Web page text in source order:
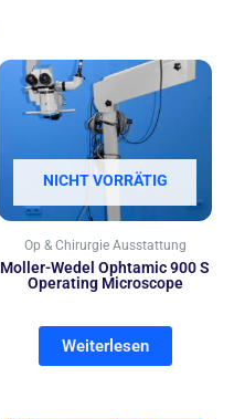
NICHT VORRÄTIG
Op & Chirurgie Ausstattung
Moller-Wedel Ophtamic 900 S
Operating Microscope
Weiterlesen